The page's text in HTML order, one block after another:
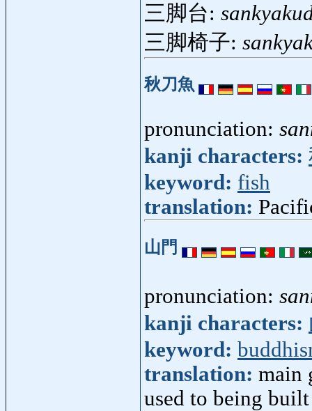
三脚台:
三脚椅子:
秋刀魚
pronunciation:
kanji characters:
keyword: fish
translation:
山門
pronunciation:
kanji characters:
keyword:
translation: main
used to being